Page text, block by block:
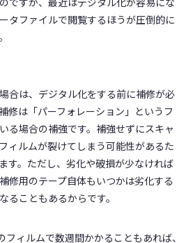
タファイルで閲覧するほうが圧倒的に
合は、デジタル化をする前に補修が必
修は「パーフォレーション」というフ
る場合の補強です。補強せずにスキャ
ィルムが裂けてしまう可能性があるた
す。ただし、劣化や破損が少なければ
修用のテープ自体もいつかは劣化する
ることもあるからです。
ィルムで数週間かかることもあれば、